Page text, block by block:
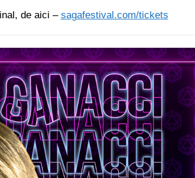
de aici – sagafestival.com/tickets